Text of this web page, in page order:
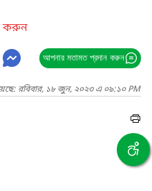
করুন
আপনার মতামত প্রদান করুন
রবিবার, ১৮ জুন, ২০২৩ এ ০৯:১০ PM